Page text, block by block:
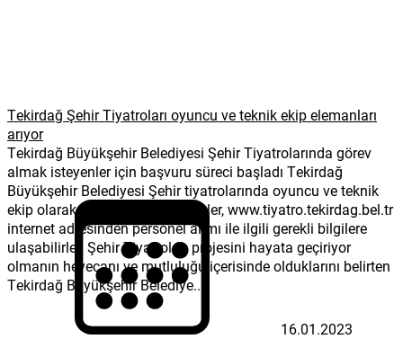
Tekirdağ Şehir Tiyatroları oyuncu ve teknik ekip elemanları
arıyor
Tekirdağ Büyükşehir Belediyesi Şehir Tiyatrolarında görev
almak isteyenler için başvuru süreci başladı Tekirdağ
Büyükşehir Belediyesi Şehir tiyatrolarında oyuncu ve teknik
ekip olarak görev almak isteyenler, www.tiyatro.tekirdag.bel.tr
internet adresinden personel alımı ile ilgili gerekli bilgilere
ulaşabilirler. Şehir Tiyatroları projesini hayata geçiriyor
olmanın heyecanı ve mutluluğu içerisinde olduklarını belirten
Tekirdağ Büyükşehir Belediye...
16.01.2023